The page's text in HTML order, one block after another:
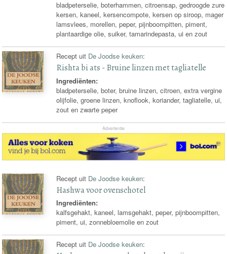
bladpeterselie, boterhammen, citroensap, gedroogde zure
kersen, kaneel, kersencompote, kersen op siroop, mager
lamsvlees, morellen, peper, pijnboompitten, piment,
plantaardige olie, suiker, tamarindepasta, ui en zout
Recept uit De Joodse keuken:
Rishta bi ats - Bruine linzen met tagliatelle
Ingrediënten:
bladpeterselie, boter, bruine linzen, citroen, extra vergine
olijfolie, groene linzen, knoflook, koriander, tagliatelle, ui,
zout en zwarte peper
Advertentie
Recept uit De Joodse keuken:
Hashwa voor ovenschotel
Ingrediënten:
kalfsgehakt, kaneel, lamsgehakt, peper, pijnboompitten,
piment, ui, zonnebloemolie en zout
Recept uit De Joodse keuken: